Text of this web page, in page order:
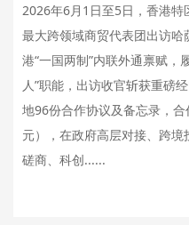
2026年6月1日至5日，香港
最大跨领域商贸代表团出访
港“一国两制”内联外通禀赋，
人”职能，出访收官斩获重磅
地96份合作协议及备忘录，
元），在政府高层对接、跨
磋商、科创......